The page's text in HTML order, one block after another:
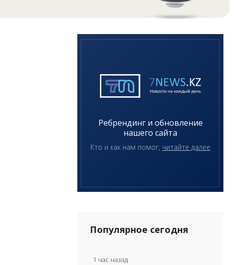
Ребрендинг и обновление
нашего сайта
Кто и как нам помог, читайте далее
Популярное сегодня
1 час назад